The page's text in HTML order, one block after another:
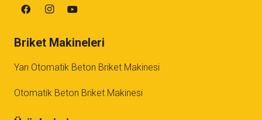
Briket Makineleri
Yarı Otomatik Beton Briket Makinesi
Otomatik Beton Briket Makinesi